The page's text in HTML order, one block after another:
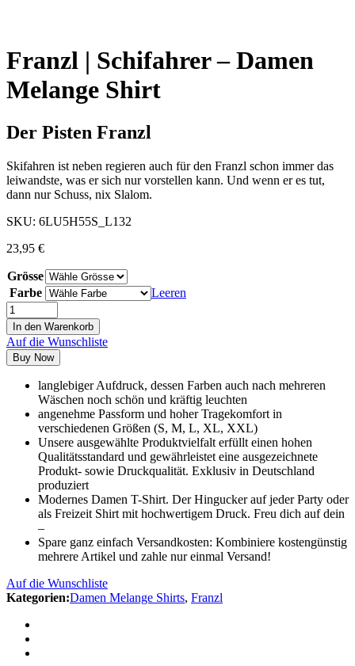
Franzl | Schifahrer – Damen
Melange Shirt
Der Pisten Franzl
Skifahren ist neben regieren auch für den Franzl schon immer das
leiwandste, was er sich nur vorstellen kann. Und wenn er es tut,
dann nur Schuss, nix Slalom.
SKU: 6LU5H55S_L132
23,95 €
Grösse
Farbe
Leeren
In den Warenkorb
Auf die Wunschliste
Buy Now
langlebiger Aufdruck, dessen Farben auch nach mehreren
Wäschen noch schön und kräftig leuchten
angenehme Passform und hoher Tragekomfort in
verschiedenen Größen (S, M, L, XL, XXL)
Unsere ausgewählte Produktvielfalt erfüllt einen hohen
Qualitätsstandard und gewährleistet eine ausgezeichnete
Produkt- sowie Druckqualität. Exklusiv in Deutschland
produziert
Modernes Damen T-Shirt. Der Hingucker auf jeder Party oder
als Freizeit Shirt mit hochwertigem Druck. Freu dich auf dein
–
Spare ganz einfach Versandkosten: Kombiniere kostengünstig
mehrere Artikel und zahle nur einmal Versand!
Auf die Wunschliste
Kategorien:Damen Melange Shirts, Franzl